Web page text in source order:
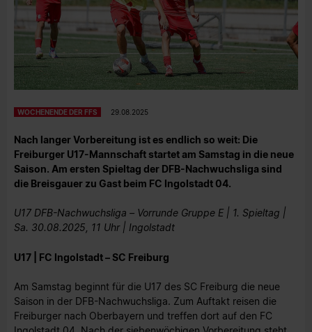
WOCHENENDE DER FFS 29.08.2025
Nach langer Vorbereitung ist es endlich so weit: Die
Freiburger U17-Mannschaft startet am Samstag in die neue
Saison. Am ersten Spieltag der DFB-Nachwuchsliga sind
die Breisgauer zu Gast beim FC Ingolstadt 04.
U17 DFB-Nachwuchsliga – Vorrunde Gruppe E | 1. Spieltag |
Sa. 30.08.2025, 11 Uhr | Ingolstadt
U17 | FC Ingolstadt – SC Freiburg
Am Samstag beginnt für die U17 des SC Freiburg die neue
Saison in der DFB-Nachwuchsliga. Zum Auftakt reisen die
Freiburger nach Oberbayern und treffen dort auf den FC